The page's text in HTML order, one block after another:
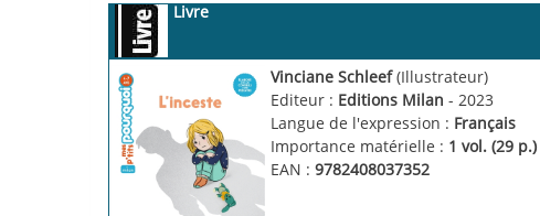
Livre
Vinciane Schleef(Illustrateur)
Editeur : Editions Milan - 2023
Langue de l'expression : Français
Importance matérielle : 1 vol. (29 p.)
EAN : 9782408037352